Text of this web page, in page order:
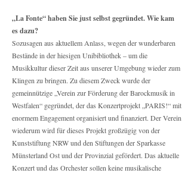
„La Fonte“ haben Sie just selbst gegründet. Wie kam
es dazu?
Sozusagen aus aktuellem Anlass, wegen der wunderbaren
Bestände in der hiesigen Unibibliothek – um die
Musikkultur dieser Zeit aus unserer Umgebung wieder zum
Klingen zu bringen. Zu diesem Zweck wurde der
gemeinnützige „Verein zur Förderung der Barockmusik in
Westfalen“ gegründet, der das Konzertprojekt „PARIS!“ mit
enormem Engagement organisiert und finanziert. Der Verein
wiederum wird für dieses Projekt großzügig von der
Kunststiftung NRW und den Stiftungen der Sparkasse
Münsterland Ost und der Provinzial gefördert. Das aktuelle
Konzert und das Orchester sollen keine musikalische